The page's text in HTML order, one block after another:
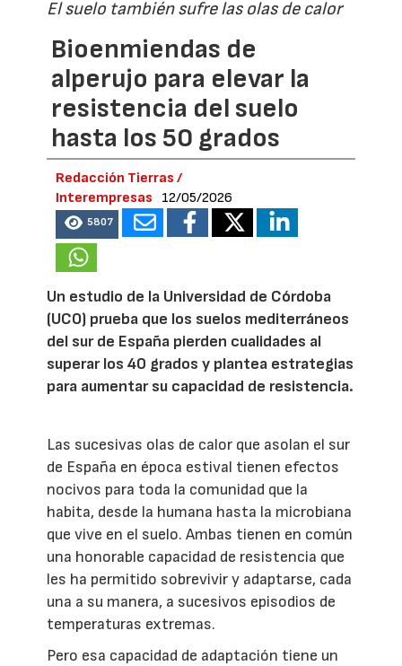
El suelo también sufre las olas de calor
Bioenmiendas de
alperujo para elevar la
resistencia del suelo
hasta los 50 grados
Redacción Tierras /
Interempresas
12/05/2026
5807
Un estudio de la Universidad de Córdoba
(UCO) prueba que los suelos mediterráneos
del sur de España pierden cualidades al
superar los 40 grados y plantea estrategias
para aumentar su capacidad de resistencia.
Las sucesivas olas de calor que asolan el sur
de España en época estival tienen efectos
nocivos para toda la comunidad que la
habita, desde la humana hasta la microbiana
que vive en el suelo. Ambas tienen en común
una honorable capacidad de resistencia que
les ha permitido sobrevivir y adaptarse, cada
una a su manera, a sucesivos episodios de
temperaturas extremas.
Pero esa capacidad de adaptación tiene un